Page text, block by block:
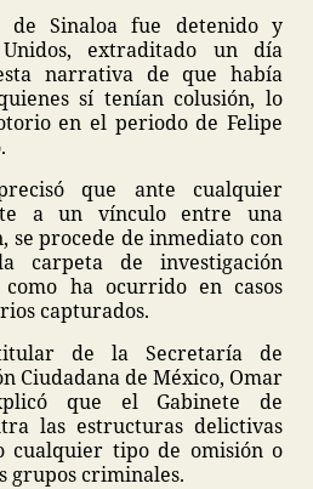
Sinaloa fue detenido y
extraditado un día
narrativa de que había
sí tenían colusión, lo
en el periodo de Felipe
que ante cualquier
a un vínculo entre una
procede de inmediato con
carpeta de investigación
ha ocurrido en casos
capturados.
de la Secretaría de
Ciudadana de México, Omar
que el Gabinete de
las estructuras delictivas
cualquier tipo de omisión o
grupos criminales.